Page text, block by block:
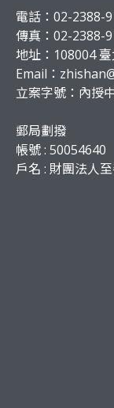
電話：02-2388-
傳真：02-2388-
地址：108004
Email：
立案字號：內授
郵局劃撥
帳號 : 50054640
戶名 : 財團法人